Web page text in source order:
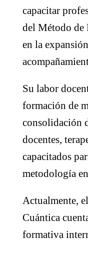
capacitar
del Método de
en la
Su labor
formación de
consolidación
docentes,
capacitados
metodología
Actualmente,
Cuántica
formativa